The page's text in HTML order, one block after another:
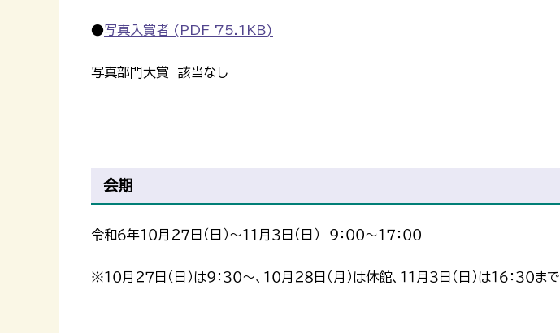
●写真入賞者 (PDF 75.1KB)
写真部門大賞 該当なし
会期
令和６年１０月２７日（日）～１１月３日（日） ９：００～１７：００
※１０月２７日（日）は９：３０～、１０月２８日（月）は休館、１１月３日（日）は１６：３０まで